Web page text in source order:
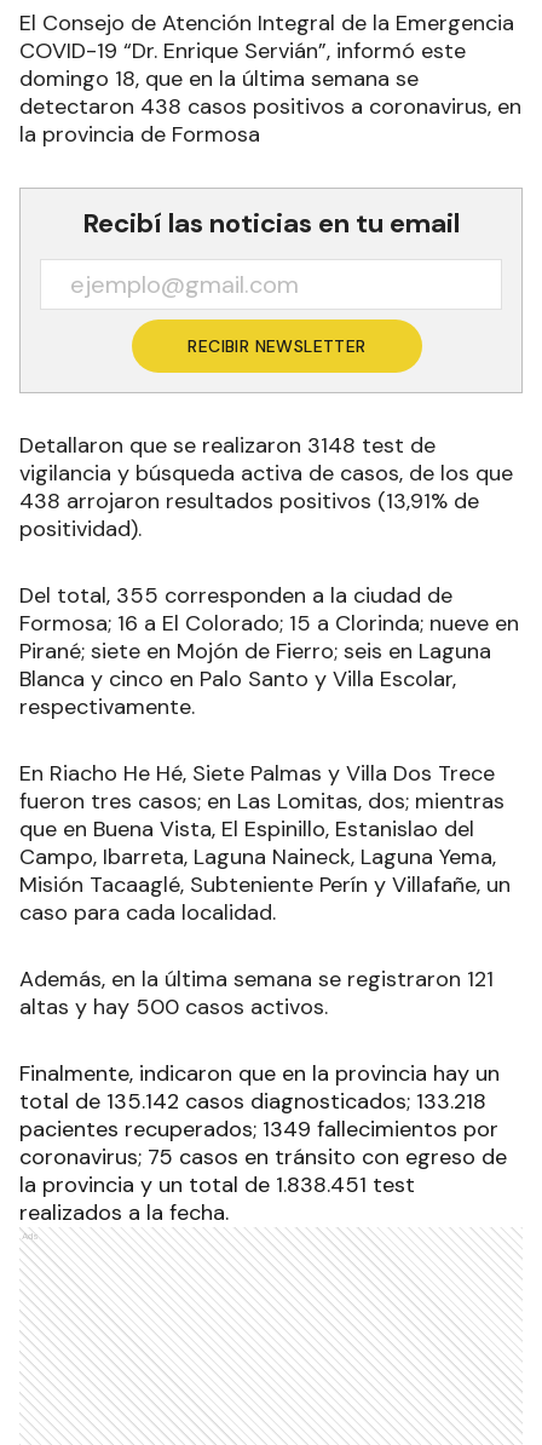
El Consejo de Atención Integral de la Emergencia
COVID-19 “Dr. Enrique Servián”, informó este
domingo 18, que en la última semana se
detectaron 438 casos positivos a coronavirus, en
la provincia de Formosa
Recibí las noticias en tu email
RECIBIR NEWSLETTER
Detallaron que se realizaron 3148 test de
vigilancia y búsqueda activa de casos, de los que
438 arrojaron resultados positivos (13,91% de
positividad).
Del total, 355 corresponden a la ciudad de
Formosa; 16 a El Colorado; 15 a Clorinda; nueve en
Pirané; siete en Mojón de Fierro; seis en Laguna
Blanca y cinco en Palo Santo y Villa Escolar,
respectivamente.
En Riacho He Hé, Siete Palmas y Villa Dos Trece
fueron tres casos; en Las Lomitas, dos; mientras
que en Buena Vista, El Espinillo, Estanislao del
Campo, Ibarreta, Laguna Naineck, Laguna Yema,
Misión Tacaaglé, Subteniente Perín y Villafañe, un
caso para cada localidad.
Además, en la última semana se registraron 121
altas y hay 500 casos activos.
Finalmente, indicaron que en la provincia hay un
total de 135.142 casos diagnosticados; 133.218
pacientes recuperados; 1349 fallecimientos por
coronavirus; 75 casos en tránsito con egreso de
la provincia y un total de 1.838.451 test
realizados a la fecha.
Ads